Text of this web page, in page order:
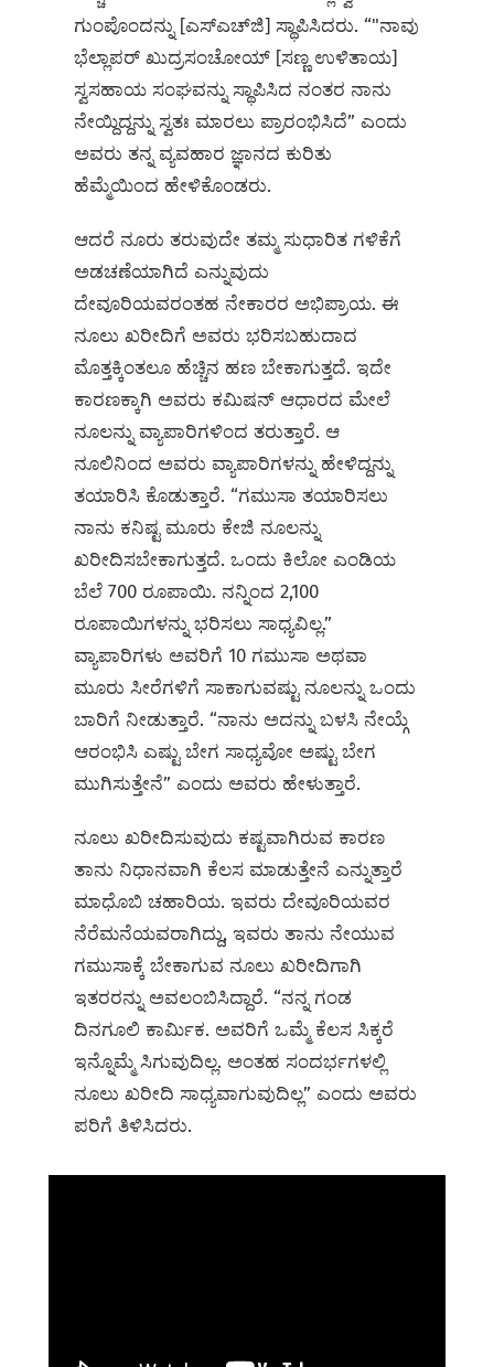
ಗುಂಪೊಂದನ್ನು [ಎಸ್‌ಎಚ್‌ಜಿ] ಸ್ಥಾಪಿಸಿದರು. “"ನಾವು
ಭೆಲ್ಲಾಪರ್ ಖುದ್ರಸಂಚೋಯ್ [ಸಣ್ಣ ಉಳಿತಾಯ]
ಸ್ವಸಹಾಯ ಸಂಘವನ್ನು ಸ್ಥಾಪಿಸಿದ ನಂತರ ನಾನು
ನೇಯ್ದಿದ್ದನ್ನು ಸ್ವತಃ ಮಾರಲು ಪ್ರಾರಂಭಿಸಿದೆ” ಎಂದು
ಅವರು ತನ್ನ ವ್ಯವಹಾರ ಜ್ಞಾನದ ಕುರಿತು
ಹೆಮ್ಮೆಯಿಂದ ಹೇಳಿಕೊಂಡರು.
ಆದರೆ ನೂರು ತರುವುದೇ ತಮ್ಮ ಸುಧಾರಿತ ಗಳಿಕೆಗೆ
ಅಡಚಣೆಯಾಗಿದೆ ಎನ್ನುವುದು
ದೇವೂರಿಯವರಂತಹ ನೇಕಾರರ ಅಭಿಪ್ರಾಯ. ಈ
ನೂಲು ಖರೀದಿಗೆ ಅವರು ಭರಿಸಬಹುದಾದ
ಮೊತ್ತಕ್ಕಿಂತಲೂ ಹೆಚ್ಚಿನ ಹಣ ಬೇಕಾಗುತ್ತದೆ. ಇದೇ
ಕಾರಣಕ್ಕಾಗಿ ಅವರು ಕಮಿಷನ್‌ ಆಧಾರದ ಮೇಲೆ
ನೂಲನ್ನು ವ್ಯಾಪಾರಿಗಳಿಂದ ತರುತ್ತಾರೆ. ಆ
ನೂಲಿನಿಂದ ಅವರು ವ್ಯಾಪಾರಿಗಳನ್ನು ಹೇಳಿದ್ದನ್ನು
ತಯಾರಿಸಿ ಕೊಡುತ್ತಾರೆ. “ಗಮುಸಾ ತಯಾರಿಸಲು
ನಾನು ಕನಿಷ್ಟ ಮೂರು ಕೇಜಿ ನೂಲನ್ನು
ಖರೀದಿಸಬೇಕಾಗುತ್ತದೆ. ಒಂದು ಕಿಲೋ ಎಂಡಿಯ
ಬೆಲೆ 700 ರೂಪಾಯಿ. ನನ್ನಿಂದ 2,100
ರೂಪಾಯಿಗಳನ್ನು ಭರಿಸಲು ಸಾಧ್ಯವಿಲ್ಲ.”
ವ್ಯಾಪಾರಿಗಳು ಅವರಿಗೆ 10 ಗಮುಸಾ ಅಥವಾ
ಮೂರು ಸೀರೆಗಳಿಗೆ ಸಾಕಾಗುವಷ್ಟು ನೂಲನ್ನು ಒಂದು
ಬಾರಿಗೆ ನೀಡುತ್ತಾರೆ. “ನಾನು ಅದನ್ನು ಬಳಸಿ ನೇಯ್ಗೆ
ಆರಂಭಿಸಿ ಎಷ್ಟು ಬೇಗ ಸಾಧ್ಯವೋ ಅಷ್ಟು ಬೇಗ
ಮುಗಿಸುತ್ತೇನೆ” ಎಂದು ಅವರು ಹೇಳುತ್ತಾರೆ.
ನೂಲು ಖರೀದಿಸುವುದು ಕಷ್ಟವಾಗಿರುವ ಕಾರಣ
ತಾನು ನಿಧಾನವಾಗಿ ಕೆಲಸ ಮಾಡುತ್ತೇನೆ ಎನ್ನುತ್ತಾರೆ
ಮಾಧೊಬಿ ಚಹಾರಿಯ. ಇವರು ದೇವೂರಿಯವರ
ನೆರೆಮನೆಯವರಾಗಿದ್ದು, ಇವರು ತಾನು ನೇಯುವ
ಗಮುಸಾಕ್ಕೆ ಬೇಕಾಗುವ ನೂಲು ಖರೀದಿಗಾಗಿ
ಇತರರನ್ನು ಅವಲಂಬಿಸಿದ್ದಾರೆ. “ನನ್ನ ಗಂಡ
ದಿನಗೂಲಿ ಕಾರ್ಮಿಕ. ಅವರಿಗೆ ಒಮ್ಮೆ ಕೆಲಸ ಸಿಕ್ಕರೆ
ಇನ್ನೊಮ್ಮೆ ಸಿಗುವುದಿಲ್ಲ. ಅಂತಹ ಸಂದರ್ಭಗಳಲ್ಲಿ
ನೂಲು ಖರೀದಿ ಸಾಧ್ಯವಾಗುವುದಿಲ್ಲ” ಎಂದು ಅವರು
ಪರಿಗೆ ತಿಳಿಸಿದರು.